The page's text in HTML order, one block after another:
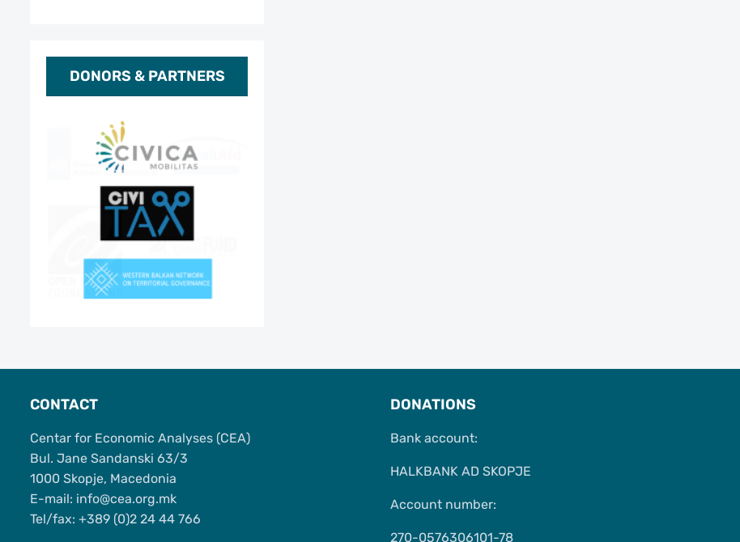
DONORS & PARTNERS
CONTACT
Centar for Economic Analyses (CEA)
Bul. Jane Sandanski 63/3
1000 Skopje, Macedonia
Е-mail: info@cea.org.mk
Tel/fax: +389 (0)2 24 44 766
DONATIONS
Bank account:
HALKBANK AD SKOPJE
Account number:
270-0576306101-78